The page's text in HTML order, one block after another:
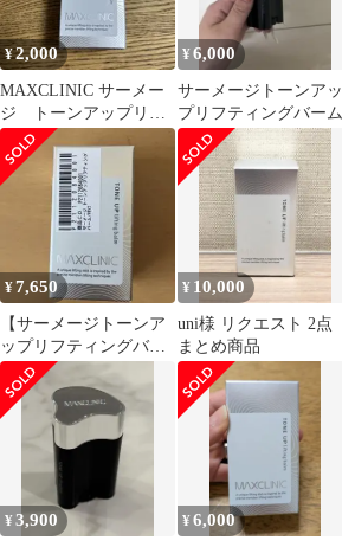
¥2,000
MAXCLINIC サーメー
ジ トーンアップリフ
ティングバーム
¥6,000
サーメージトーンアッ
プリフティングバーム
¥7,650
【サーメージトーンア
ップリフティングバー
ム】75種類スティック
タイプの固形美容液
¥ 10,000
uni様 リクエスト 2点
まとめ商品
¥3,900 ¥6,000